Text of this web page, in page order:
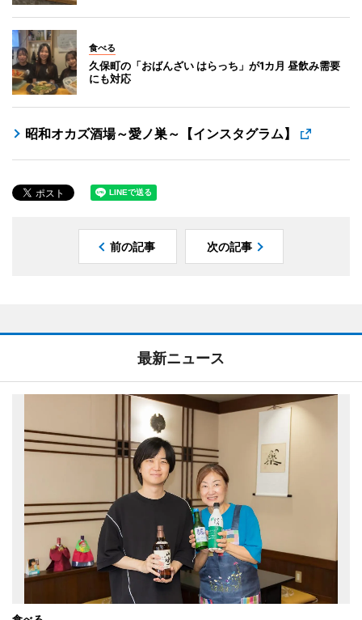
食べる
久保町の「おばんざい はらっち」が1カ月 昼飲み需要
にも対応
昭和オカズ酒場～愛ノ巣～【インスタグラム】
前の記事 次の記事
最新ニュース